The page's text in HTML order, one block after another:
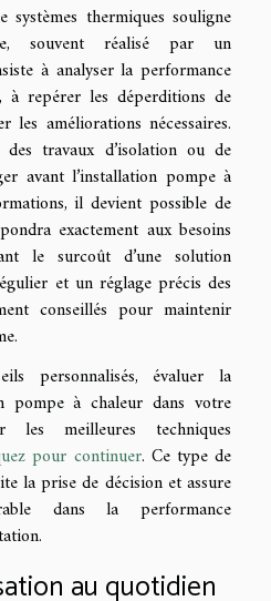
systèmes thermiques souligne
souvent réalisé par un
à analyser la performance
à repérer les déperditions de
les améliorations nécessaires.
travaux d’isolation ou de
avant l’installation pompe à
il devient possible de
exactement aux besoins
le surcoût d’une solution
et un réglage précis des
conseillés pour maintenir
personnalisés, évaluer la
pompe à chaleur dans votre
les meilleures techniques
pour continuer. Ce type de
la prise de décision et assure
dans la performance
au quotidien